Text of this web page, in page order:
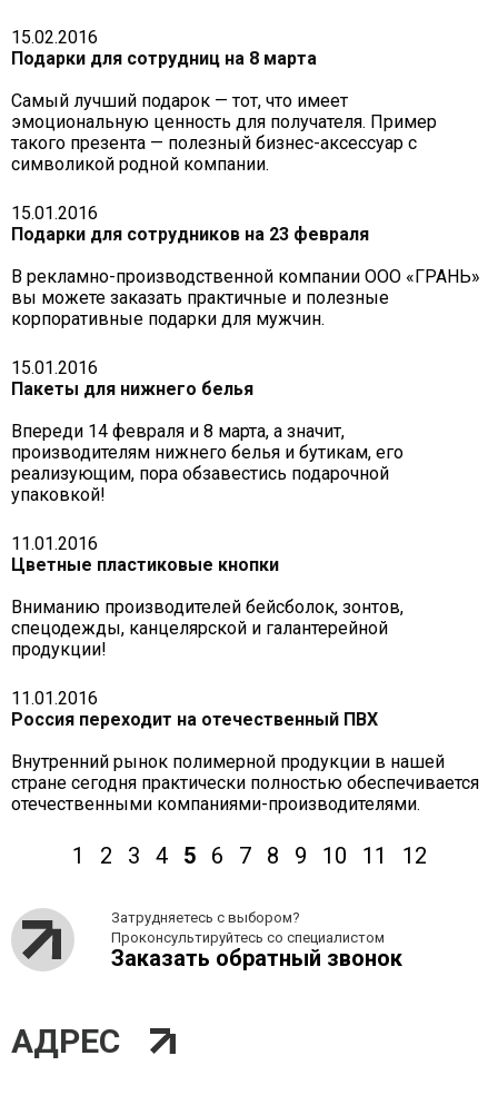
15.02.2016
Подарки для сотрудниц на 8 марта
Самый лучший подарок — тот, что имеет
эмоциональную ценность для получателя. Пример
такого презента — полезный бизнес-аксессуар с
символикой родной компании.
15.01.2016
Подарки для сотрудников на 23 февраля
В рекламно-производственной компании ООО «ГРАНЬ»
вы можете заказать практичные и полезные
корпоративные подарки для мужчин.
15.01.2016
Пакеты для нижнего белья
Впереди 14 февраля и 8 марта, а значит,
производителям нижнего белья и бутикам, его
реализующим, пора обзавестись подарочной
упаковкой!
11.01.2016
Цветные пластиковые кнопки
Вниманию производителей бейсболок, зонтов,
спецодежды, канцелярской и галантерейной
продукции!
11.01.2016
Россия переходит на отечественный ПВХ
Внутренний рынок полимерной продукции в нашей
стране сегодня практически полностью обеспечивается
отечественными компаниями-производителями.
1 2 3 4 5 6 7 8 9 10 11 12
Затрудняетесь с выбором?
Проконсультируйтесь со специалистом
Заказать обратный звонок
АДРЕС